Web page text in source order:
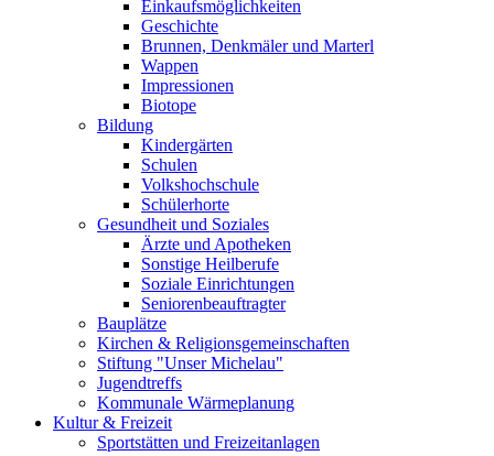
Einkaufsmöglichkeiten
Geschichte
Brunnen, Denkmäler und Marterl
Wappen
Impressionen
Biotope
Bildung
Kindergärten
Schulen
Volkshochschule
Schülerhorte
Gesundheit und Soziales
Ärzte und Apotheken
Sonstige Heilberufe
Soziale Einrichtungen
Seniorenbeauftragter
Bauplätze
Kirchen & Religionsgemeinschaften
Stiftung "Unser Michelau"
Jugendtreffs
Kommunale Wärmeplanung
Kultur & Freizeit
Sportstätten und Freizeitanlagen